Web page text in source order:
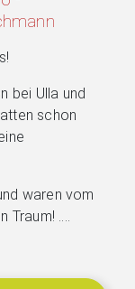
bei Ulla und
schon
waren vom
....